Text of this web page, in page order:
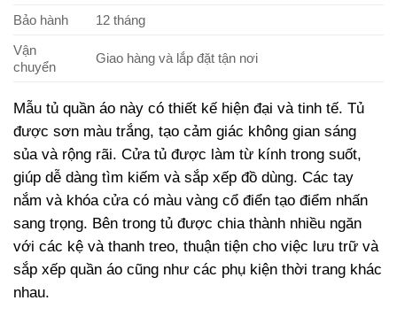
Bảo hành
12 tháng
Vận
chuyển
Giao hàng và lắp đặt tận nơi
Mẫu tủ quần áo này có thiết kế hiện đại và tinh tế. Tủ
được sơn màu trắng, tạo cảm giác không gian sáng
sủa và rộng rãi. Cửa tủ được làm từ kính trong suốt,
giúp dễ dàng tìm kiếm và sắp xếp đồ dùng. Các tay
nắm và khóa cửa có màu vàng cổ điển tạo điểm nhấn
sang trọng. Bên trong tủ được chia thành nhiều ngăn
với các kệ và thanh treo, thuận tiện cho việc lưu trữ và
sắp xếp quần áo cũng như các phụ kiện thời trang khác
nhau.